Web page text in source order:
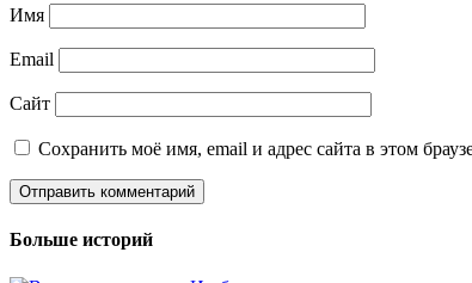
Имя
Email
Сайт
Сохранить моё имя, email и адрес сайта в этом
Больше историй